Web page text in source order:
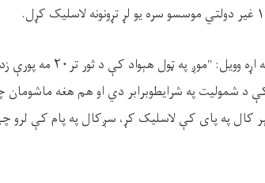
ده په ښوونځیو کې د دغو ماشومانو د
د شمولیت په شرایطوبرابر دي او هم هغه ماشومان
په پای کې لاسلیک کړ، سږکال په پام کې لرو